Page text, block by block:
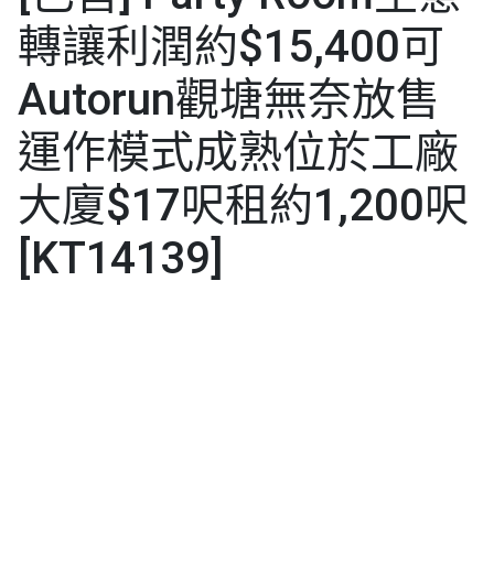
轉讓利潤約$15,400可
Autorun觀塘無奈放售
運作模式成熟位於工廠
大廈$17呎租約1,200呎
[KT14139]